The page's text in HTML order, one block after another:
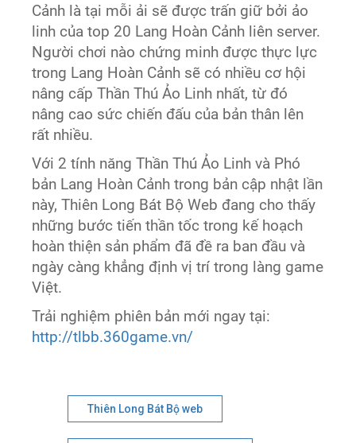
Cảnh là tại mỗi ải sẽ được trấn giữ bởi ảo
linh của top 20 Lang Hoàn Cảnh liên server.
Người chơi nào chứng minh được thực lực
trong Lang Hoàn Cảnh sẽ có nhiều cơ hội
nâng cấp Thần Thú Ảo Linh nhất, từ đó
nâng cao sức chiến đấu của bản thân lên
rất nhiều.
Với 2 tính năng Thần Thú Ảo Linh và Phó
bản Lang Hoàn Cảnh trong bản cập nhật lần
này, Thiên Long Bát Bộ Web đang cho thấy
những bước tiến thần tốc trong kế hoạch
hoàn thiện sản phẩm đã đề ra ban đầu và
ngày càng khẳng định vị trí trong làng game
Việt.
Trải nghiệm phiên bản mới ngay tại:
http://tlbb.360game.vn/
Thiên Long Bát Bộ web